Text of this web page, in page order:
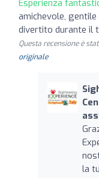
Esperienza
amichevole,
divertito durante il
Questa recensione è
originale
la